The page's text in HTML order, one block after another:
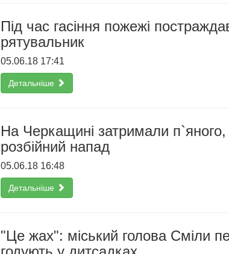
Під час гасіння пожежі
рятувальник
05.06.18 17:41
Детальніше
На Черкащині затримали
розбійний напад
05.06.18 16:48
Детальніше
"Це жах": міський голова Сміли